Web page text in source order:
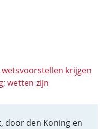
krijgen
wetten zijn
door den Koning en